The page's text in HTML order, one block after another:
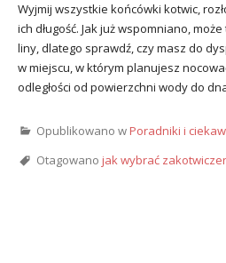
Wyjmij wszystkie końcówki kotwic,
ich długość. Jak już wspomniano,
liny, dlatego sprawdź, czy masz do
w miejscu, w którym planujesz
odległości od powierzchni wody do
Opublikowano wPoradniki i
Otagowano jak wybrać